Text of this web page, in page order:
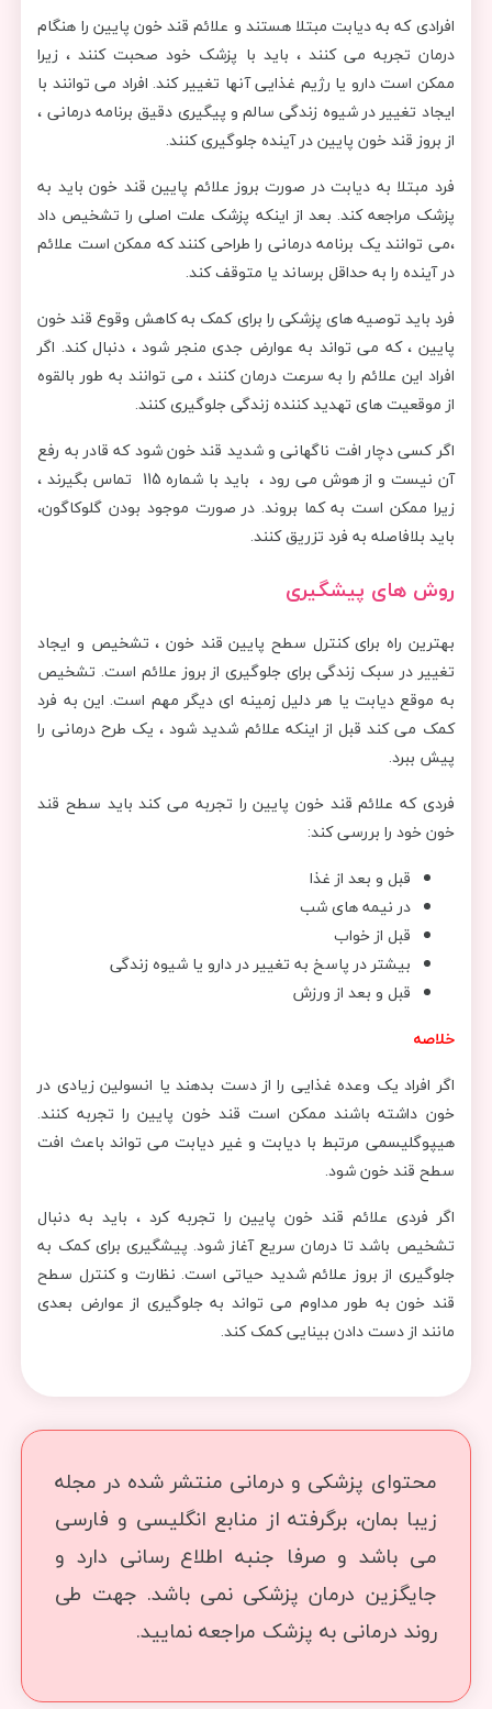
افرادی که به دیابت مبتلا هستند و علائم قند خون پایین را هنگام
درمان تجربه می کنند ، باید با پزشک خود صحبت کنند ، زیرا
ممکن است دارو یا رژیم غذایی آنها تغییر کند. افراد می توانند با
ایجاد تغییر در شیوه زندگی سالم و پیگیری دقیق برنامه درمانی ،
از بروز قند خون پایین در آینده جلوگیری کنند.
فرد مبتلا به دیابت در صورت بروز علائم پایین قند خون باید به
پزشک مراجعه کند. بعد از اینکه پزشک علت اصلی را تشخیص داد
،می توانند یک برنامه درمانی را طراحی کنند که ممکن است علائم
در آینده را به حداقل برساند یا متوقف کند.
فرد باید توصیه های پزشکی را برای کمک به کاهش وقوع قند خون
پایین ، که می تواند به عوارض جدی منجر شود ، دنبال کند. اگر
افراد این علائم را به سرعت درمان کنند ، می توانند به طور بالقوه
از موقعیت های تهدید کننده زندگی جلوگیری کنند.
اگر کسی دچار افت ناگهانی و شدید قند خون شود که قادر به رفع
آن نیست و از هوش می رود ، باید با شماره 115 تماس بگیرند ،
زیرا ممکن است به کما بروند. در صورت موجود بودن گلوکاگون،
باید بلافاصله به فرد تزریق کنند.
روش های پیشگیری
بهترین راه برای کنترل سطح پایین قند خون ، تشخیص و ایجاد
تغییر در سبک زندگی برای جلوگیری از بروز علائم است. تشخیص
به موقع دیابت یا هر دلیل زمینه ای دیگر مهم است. این به فرد
کمک می کند قبل از اینکه علائم شدید شود ، یک طرح درمانی را
پیش ببرد.
فردی که علائم قند خون پایین را تجربه می کند باید سطح قند
خون خود را بررسی کند:
قبل و بعد از غذا
در نیمه های شب
قبل از خواب
بیشتر در پاسخ به تغییر در دارو یا شیوه زندگی
قبل و بعد از ورزش
خلاصه
اگر افراد یک وعده غذایی را از دست بدهند یا انسولین زیادی در
خون داشته باشند ممکن است قند خون پایین را تجربه کنند.
هیپوگلیسمی مرتبط با دیابت و غیر دیابت می تواند باعث افت
سطح قند خون شود.
اگر فردی علائم قند خون پایین را تجربه کرد ، باید به دنبال
تشخیص باشد تا درمان سریع آغاز شود. پیشگیری برای کمک به
جلوگیری از بروز علائم شدید حیاتی است. نظارت و کنترل سطح
قند خون به طور مداوم می تواند به جلوگیری از عوارض بعدی
مانند از دست دادن بینایی کمک کند.
محتوای پزشکی و درمانی منتشر شده در مجله
زیبا بمان، برگرفته از منابع انگلیسی و فارسی
می باشد و صرفا جنبه اطلاع رسانی دارد و
جایگزین درمان پزشکی نمی باشد. جهت طی
روند درمانی به پزشک مراجعه نمایید.